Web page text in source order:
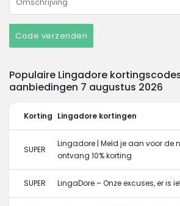
Code verzenden
Populaire Lingadore
aanbiedingen 7 augustus 2026
Korting Lingadore kortingen
SUPER
Lingadore | Meld je aan voor de
ontvang 10% korting
SUPER LingaDore – Onze excuses, er is